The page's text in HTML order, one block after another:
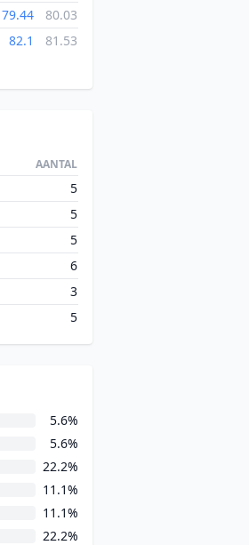
79.44
80.03
82.1 81.53
AANTAL
5
5
5
6
3
5
5.6%
5.6%
22.2%
11.1%
11.1%
22.2%